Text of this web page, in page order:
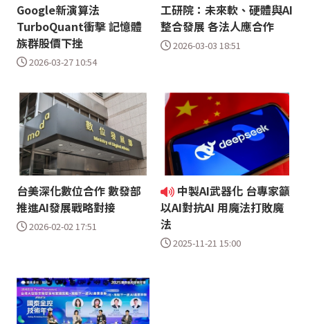
Google新演算法
TurboQuant衝擊 記憶體
族群股價下挫
2026-03-27 10:54
工研院：未來軟、硬體與AI
整合發展 各法人應合作
2026-03-03 18:51
台美深化數位合作 數發部
推進AI發展戰略對接
2026-02-02 17:51
中製AI武器化 台專家籲
以AI對抗AI 用魔法打敗魔
法
2025-11-21 15:00